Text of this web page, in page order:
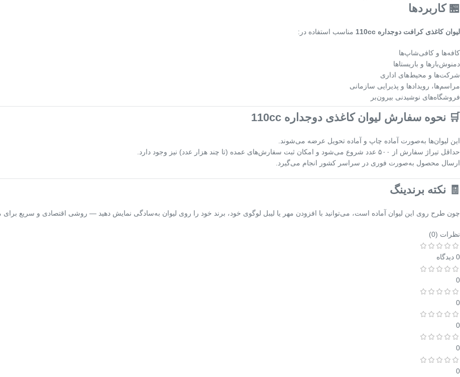
🏪 کاربردها
لیوان کاغذی کرافت دوجداره 110cc مناسب استفاده در:
کافه‌ها و کافی‌شاپ‌ها
دمنوش‌بارها و باریستاها
شرکت‌ها و محیط‌های اداری
مراسم‌ها، رویدادها و پذیرایی سازمانی
فروشگاه‌های نوشیدنی بیرون‌بر
🛒 نحوه سفارش لیوان کاغذی دوجداره 110cc
این لیوان‌ها به‌صورت آماده چاپ و آماده تحویل عرضه می‌شوند.
حداقل تیراژ سفارش از ۵۰۰ عدد شروع می‌شود و امکان ثبت سفارش‌های عمده (تا چند هزار عدد) نیز وجود دارد.
ارسال محصول به‌صورت فوری در سراسر کشور انجام می‌گیرد.
🧾 نکته برندینگ
چون طرح روی این لیوان آماده است، می‌توانید با افزودن مهر یا لیبل لوگوی خود، برند خود را روی لیوان به‌سادگی نمایش دهید — روشی اقتصادی و سریع
نظرات (0)
0 دیدگاه
0
0
0
0
0